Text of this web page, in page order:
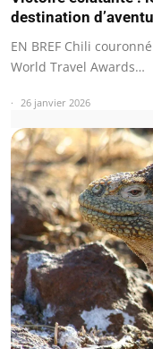
destination
EN BREF Chili
World Travel Awards…
26 janvier 2026